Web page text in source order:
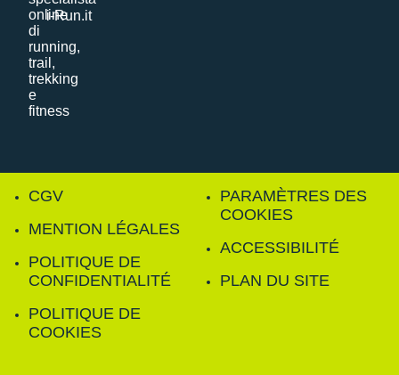
i-Run.it
CGV
MENTION LÉGALES
POLITIQUE DE
CONFIDENTIALITÉ
POLITIQUE DE
COOKIES
PARAMÈTRES DES
COOKIES
ACCESSIBILITÉ
PLAN DU SITE